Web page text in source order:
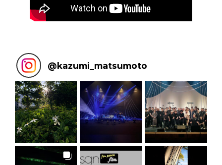
@kazumi_matsumoto